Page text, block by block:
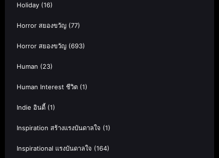
Holiday (16)
Horror สยองขวัญ (77)
Horror สยองขวัญ (693)
Human (23)
Human Interest ชีวิต (1)
Indie อินดี้ (1)
Inspiration สร้างแรงบันดาลใจ (1)
Inspirational แรงบันดาลใจ (164)